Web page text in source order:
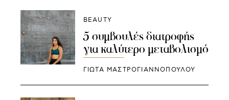
BEAUTY
5 συμβουλές διατροφής
για καλύτερο μεταβολισμό
ΓΙΩΤΑ ΜΑΣΤΡΟΓΙΑΝΝΟΠΟΥΛΟΥ